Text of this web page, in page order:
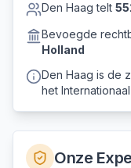
Den Haag telt
Bevoegde
Holland
Den Haag is de
het
Onze